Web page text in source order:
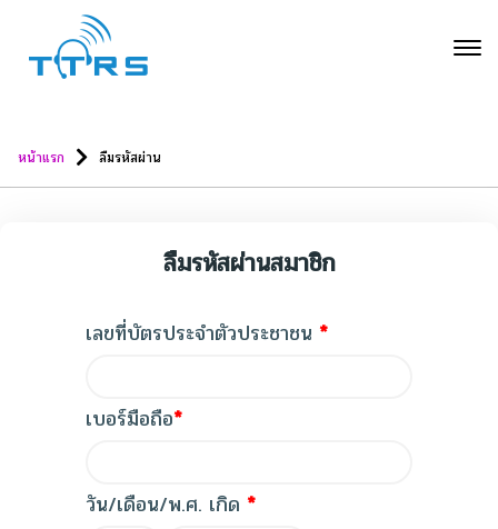
หน้าแรก ลืมรหัสผ่าน
ลืมรหัสผ่านสมาชิก
เลขที่บัตรประจำตัวประชาชน *
เบอร์มือถือ*
วัน/เดือน/พ.ศ. เกิด *